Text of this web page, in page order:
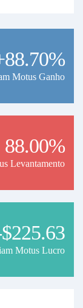
Motus Ganho
88.00%
Levantamento
Motus Lucro